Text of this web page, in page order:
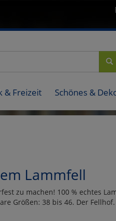
& Freizeit Schönes &
Lammfell
zu machen! 100 % echtes
Größen: 38 bis 46. Der Fellhof.